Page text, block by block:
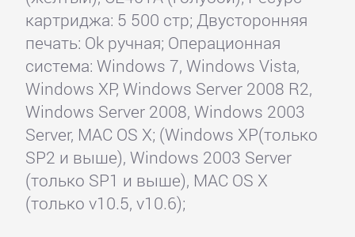
картриджа: 5 500 стр; Двусторонняя
печать: Ok ручная; Операционная
система: Windows 7, Windows Vista,
Windows XP, Windows Server 2008 R2,
Windows Server 2008, Windows 2003
Server, MAC OS X; (Windows XP(только
SP2 и выше), Windows 2003 Server
(только SP1 и выше), MAC OS X
(только v10.5, v10.6);